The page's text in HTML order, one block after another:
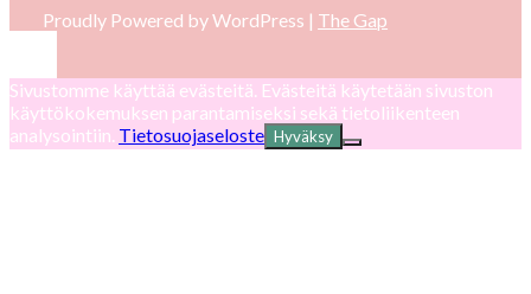
Proudly Powered by WordPress | The Gap
to
Top
Sivustomme käyttää evästeitä. Evästeitä käytetään sivuston
käyttökokemuksen parantamiseksi sekä tietoliikenteen
analysointiin. Tietosuojaseloste Hyväksy